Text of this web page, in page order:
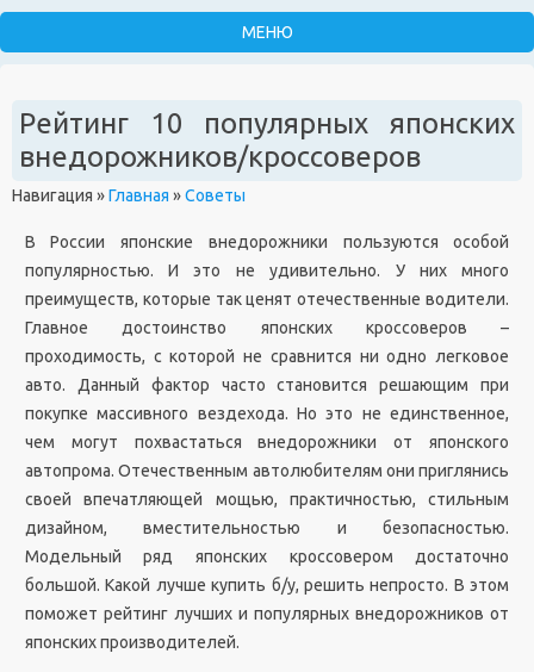
Рейтинг 10 популярных японских
внедорожников/кроссоверов
Навигация »Главная »Советы
В России японские внедорожники пользуются особой
популярностью. И это не удивительно. У них много
преимуществ, которые так ценят отечественные водители.
Главное достоинство японских кроссоверов –
проходимость, с которой не сравнится ни одно легковое
авто. Данный фактор часто становится решающим при
покупке массивного вездехода. Но это не единственное,
чем могут похвастаться внедорожники от японского
автопрома. Отечественным автолюбителям они приглянись
своей впечатляющей мощью, практичностью, стильным
дизайном, вместительностью и безопасностью.
Модельный ряд японских кроссовером достаточно
большой. Какой лучше купить б/у, решить непросто. В этом
поможет рейтинг лучших и популярных внедорожников от
японских производителей.